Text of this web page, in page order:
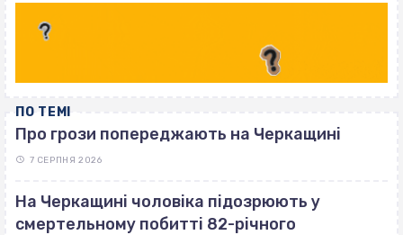
ПО ТЕМІ
Про грози попереджають на Черкащині
7 СЕРПНЯ 2026
На Черкащині чоловіка підозрюють у
смертельному побитті 82-річного